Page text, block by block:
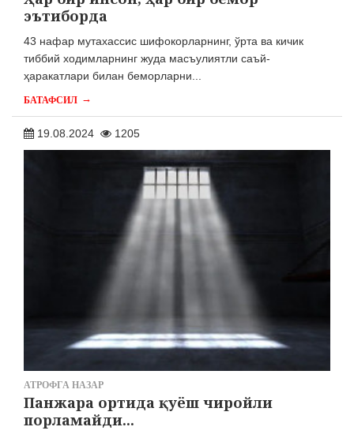
эътиборда
43 нафар мутахассис шифокорларнинг, ўрта ва кичик
тиббий ходимларнинг жуда масъулиятли саъй-
ҳаракатлари билан беморларни...
БАТАФСИЛ →
19.08.2024 1205
АТРОФГА НАЗАР
​Панжара ортида қуёш чиройли
порламайди...